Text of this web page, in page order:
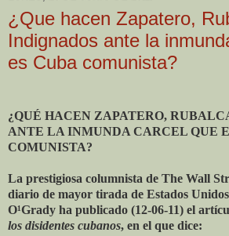
¿Que hacen Zapatero,
Indignados ante la
es Cuba comunista?
¿QUÉ HACEN ZAPATERO,
ANTE LA INMUNDA CARCEL QUE
COMUNISTA?
La prestigiosa columnista de The Wall
diario de mayor tirada de Estados
O¹Grady ha publicado (12-06-11) el
los disidentes cubanos, en el que dice: